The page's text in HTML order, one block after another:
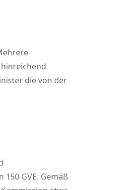
die von der
GVE. Gemäß